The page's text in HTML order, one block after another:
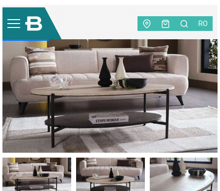
RO
Мебель для гостиной
Mona Кофейный столик